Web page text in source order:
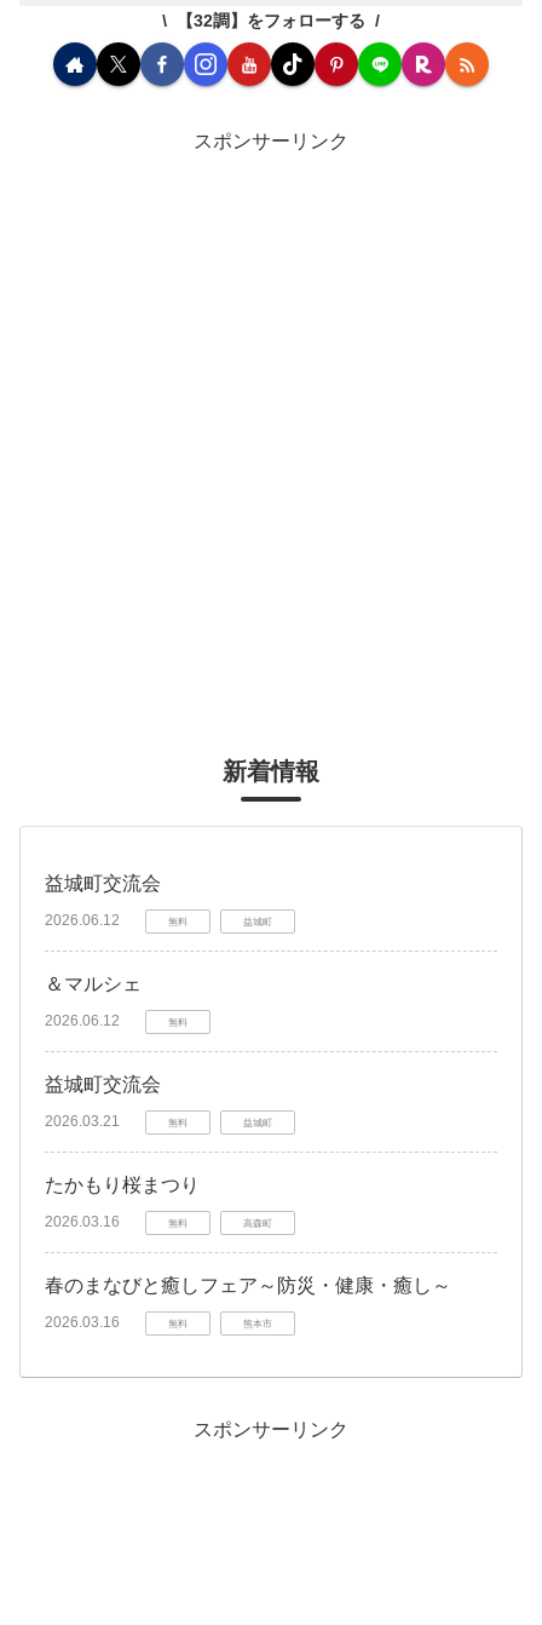
【32調】をフォローする
スポンサーリンク
新着情報
益城町交流会
2026.06.12 無料 益城町
＆マルシェ
2026.06.12 無料
益城町交流会
2026.03.21 無料 益城町
たかもり桜まつり
2026.03.16 無料 高森町
春のまなびと癒しフェア～防災・健康・癒し～
2026.03.16 無料 熊本市
スポンサーリンク